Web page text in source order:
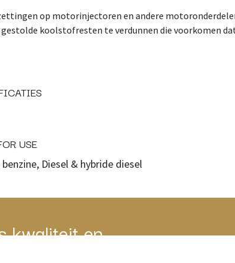
op motorinjectoren en andere
gestolde koolstofresten te verdunnen die voorkomen
USE
Diesel & hybride diesel
kwaliteit en